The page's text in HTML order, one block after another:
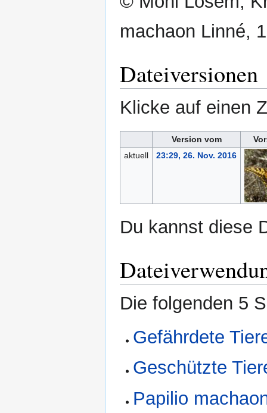
machaon Linné,
Dateiversionen
Klicke auf einen
Version vom
aktuell
23:29, 26. Nov. 2016
Du kannst diese
Die folgenden 5
Gefährdete
Geschützte
Papilio